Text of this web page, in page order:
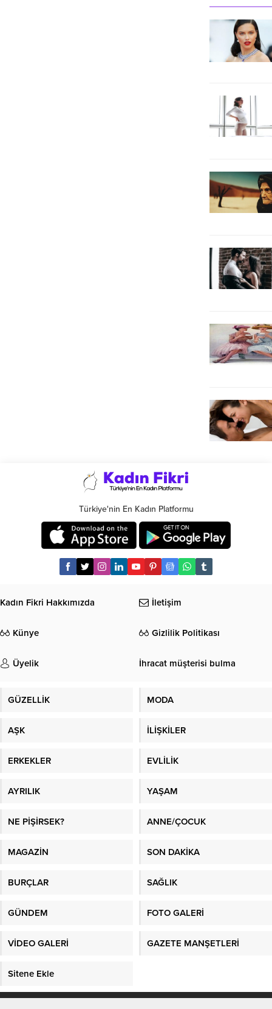
Türkiye'nin En Kadın Platformu
Kadın Fikri Hakkımızda İletişim
Künye Gizlilik Politikası
Üyelik İhracat müşterisi bulma
GÜZELLİK MODA
AŞK İLİŞKİLER
ERKEKLER EVLİLİK
AYRILIK YAŞAM
NE PİŞİRSEK? ANNE/ÇOCUK
MAGAZİN SON DAKİKA
BURÇLAR SAĞLIK
GÜNDEM FOTO GALERİ
VİDEO GALERİ GAZETE MANŞETLERİ
Sitene Ekle